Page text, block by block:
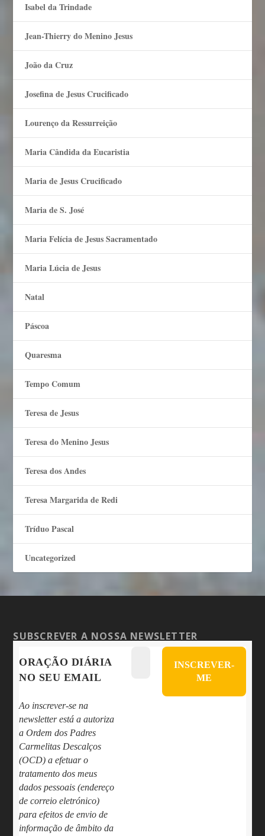
Isabel da Trindade
Jean-Thierry do Menino Jesus
João da Cruz
Josefina de Jesus Crucificado
Lourenço da Ressurreição
Maria Cândida da Eucaristia
Maria de Jesus Crucificado
Maria de S. José
Maria Felí­cia de Jesus Sacramentado
Maria Lúcia de Jesus
Natal
Páscoa
Quaresma
Tempo Comum
Teresa de Jesus
Teresa do Menino Jesus
Teresa dos Andes
Teresa Margarida de Redi
Tríduo Pascal
Uncategorized
SUBSCREVER A NOSSA NEWSLETTER
ORAÇÃO DIÁRIA
NO SEU EMAIL
Ao inscrever-se na
newsletter está a autoriza
a Ordem dos Padres
Carmelitas Descalços
(OCD) a efetuar o
tratamento dos meus
dados pessoais (endereço
de correio eletrónico)
para efeitos de envio de
informação de âmbito da